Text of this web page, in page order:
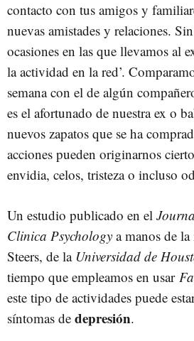
contacto con tus amigos y
nuevas amistades y relaciones.
ocasiones en las que llevamos al
la actividad en la red’.
semana con el de algún
es el afortunado de nuestra ex o
nuevos zapatos que se ha
acciones pueden originarnos
envidia, celos, tristeza o incluso
Un estudio publicado en el
Clinica Psychology a manos de
Steers, de la Universidad de
tiempo que empleamos en usar
este tipo de actividades puede
síntomas de depresión.